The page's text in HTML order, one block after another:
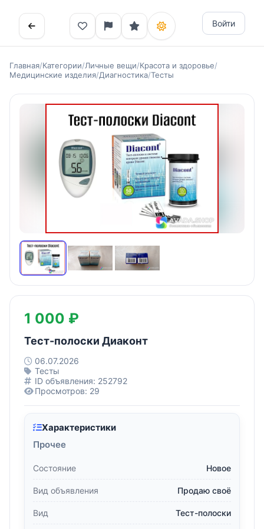
Войти
Главная/Категории/Личные вещи/Красота и здоровье/
Медицинские изделия/Диагностика/Тесты
1 000 ₽
Тест-полоски Диаконт
06.07.2026
Тесты
ID объявления: 252792
Просмотров: 29
Характеристики
Прочее
Состояние Новое
Вид объявления Продаю своё
Вид Тест-полоски